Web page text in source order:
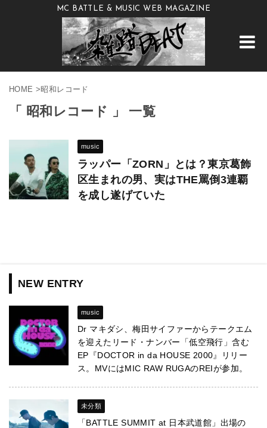
MC BATTLE & MUSIC WEB MAGAZINE
HOME >昭和レコード
「 昭和レコード 」 一覧
music
ラッパー「ZORN」とは？東京葛飾
区生まれの男、実はTHE罵倒3連覇
を成し遂げていた
NEW ENTRY
music
Dr マキダシ、梅田サイファーからテークエム
を迎えたリード・ナンバー「低空飛行」含む
EP『DOCTOR in da HOUSE 2000』リリー
ス。MVにはMIC RAW RUGAのREIが参加。
未分類
「BATTLE SUMMIT at 日本武道館」出場の